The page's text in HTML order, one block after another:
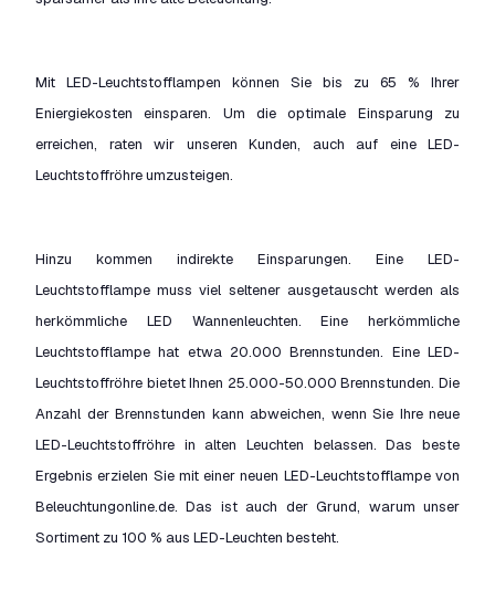
Mit LED-Leuchtstofflampen können Sie bis zu 65 % Ihrer
Eniergiekosten einsparen. Um die optimale Einsparung zu
erreichen, raten wir unseren Kunden, auch auf eine LED-
Leuchtstoffröhre umzusteigen.
Hinzu kommen indirekte Einsparungen. Eine LED-
Leuchtstofflampe muss viel seltener ausgetauscht werden als
herkömmliche LED Wannenleuchten. Eine herkömmliche
Leuchtstofflampe hat etwa 20.000 Brennstunden. Eine LED-
Leuchtstoffröhre bietet Ihnen 25.000-50.000 Brennstunden. Die
Anzahl der Brennstunden kann abweichen, wenn Sie Ihre neue
LED-Leuchtstoffröhre in alten Leuchten belassen. Das beste
Ergebnis erzielen Sie mit einer neuen LED-Leuchtstofflampe von
Beleuchtungonline.de. Das ist auch der Grund, warum unser
Sortiment zu 100 % aus LED-Leuchten besteht.